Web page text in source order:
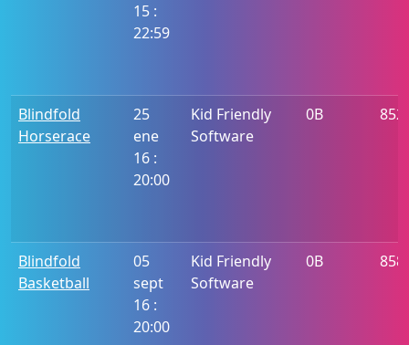
15 :
22:59
Blindfold
Horserace
25
ene
16 :
20:00
Kid Friendly
Software
0B 852
Blindfold
Basketball
05
sept
16 :
20:00
Kid Friendly
Software
0B 858